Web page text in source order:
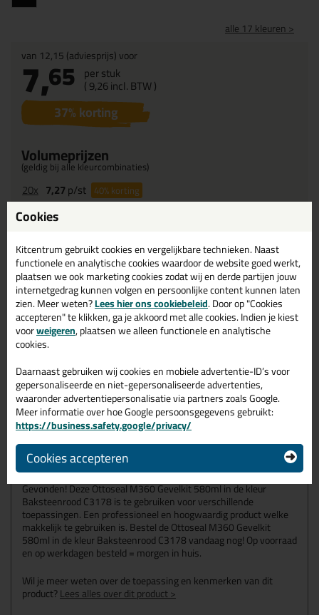
alle 17 kleuren >
van 12,15(adviesprijs) voor
7,65 per stuk
(9,26incl. BTW )
37% korting
Volumeprijzen
(geldig bij alle kleurcombinaties)
20x 7,27p/st 40%korting
100x6,94
Waarom dit product?
Na 6 uurkleefvrij
Ruim kleuren aanbod
Prettig verwerkbaar
Omschrijving Specificaties Reviews (0)
Ottoseal M360 Gevelkit
580ml in Baksteenrood
C3178
Zoek je Ottoseal M360 Gevelkit 580ml in een specifieke kleur?
Gevonden! Deze Ottoseal M360 Gevelkit 580ml in de kleur
Baksteenrood C3178 is te gebruiken voor verschillende
toepassingen. Een professioneel en hoogwaardig product welke
makkelijk te gebruiken is. Bestel de Ottoseal M360 Gevelkit
580ml in de kleur Baksteenrood C3178 vandaag nog! Op voorraad
en op werkdagen besteld = morgen in huis.
Wil je meer weten over de toepassing en kenmerken van dit
product?Lees alles over dit product >
Cookies
Kitcentrum gebruikt cookies en vergelijkbare technieken. Naast
functionele en analytische cookies waardoor de website goed werkt,
plaatsen we ook marketing cookies zodat wij en derde partijen jouw
internetgedrag kunnen volgen en persoonlijke content kunnen laten
zien. Meer weten?Lees hier ons cookiebeleid. Door op "Cookies
accepteren" te klikken, ga je akkoord met alle cookies. Indien je kiest
voorweigeren, plaatsen we alleen functionele en analytische
cookies.
Daarnaast gebruiken wij cookies en mobiele advertentie-ID’s voor
gepersonaliseerde en niet-gepersonaliseerde advertenties,
waaronder advertentiepersonalisatie via partners zoals Google.
Meer informatie over hoe Google persoonsgegevens gebruikt:
https://business.safety.google/privacy/
Cookies accepteren